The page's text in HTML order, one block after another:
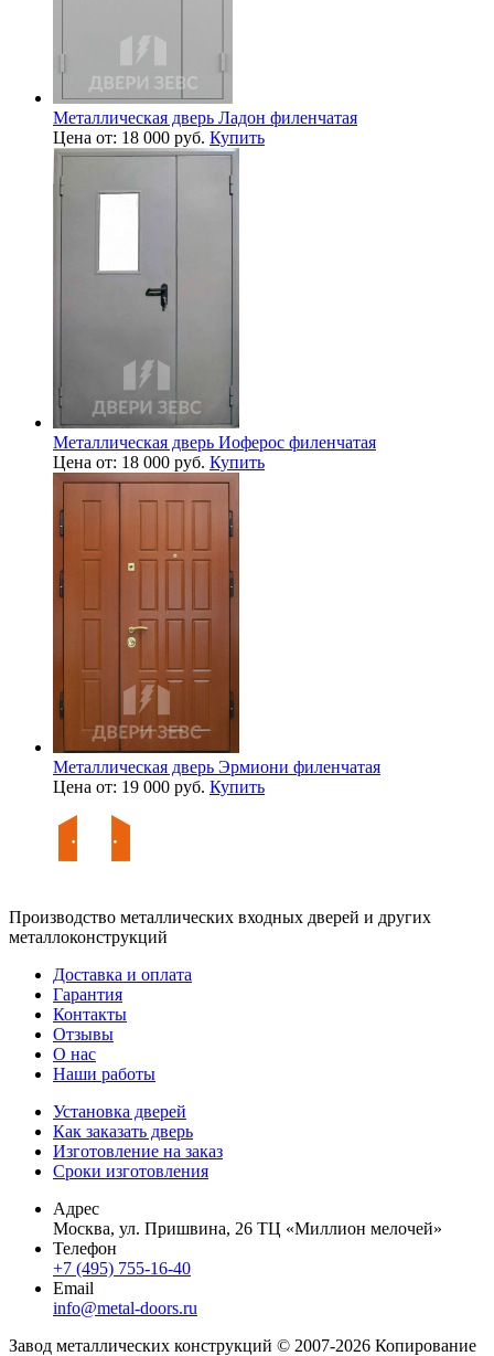
Металлическая дверь Ладон филенчатая
Цена от: 18 000 руб. Купить
Металлическая дверь Иоферос филенчатая
Цена от: 18 000 руб. Купить
Металлическая дверь Эрмиони филенчатая
Цена от: 19 000 руб. Купить
Производство металлических входных дверей и других
металлоконструкций
Доставка и оплата
Гарантия
Контакты
Отзывы
О нас
Наши работы
Установка дверей
Как заказать дверь
Изготовление на заказ
Сроки изготовления
Адрес
Москва, ул. Пришвина, 26 ТЦ «Миллион мелочей»
Телефон
+7 (495) 755-16-40
Email
info@metal-doors.ru
Завод металлических конструкций © 2007-2026 Копирование